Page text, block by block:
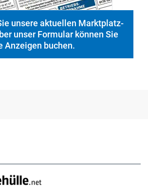
unsere aktuellen Marktplatz-
unser Formular können Sie
Anzeigen buchen.